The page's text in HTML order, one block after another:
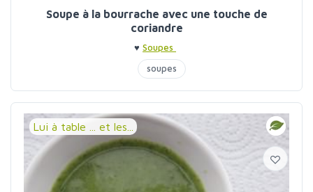
Soupe à la bourrache avec une touche de
coriandre
♥ Soupes
soupes
Lui à table ... et les...